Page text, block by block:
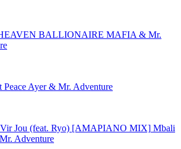
BALLIONAIRE MAFIA & Mr.
Peace Ayer & Mr. Adventure
Jou (feat. Ryo) [AMAPIANO MIX] Mbali
Adventure